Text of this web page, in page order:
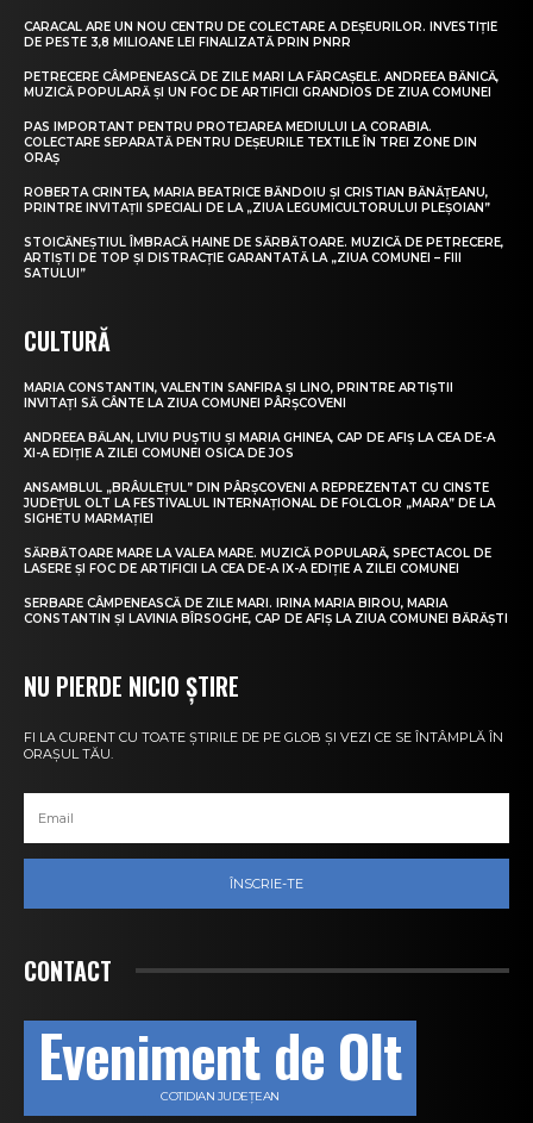
CARACAL ARE UN NOU CENTRU DE COLECTARE A DEȘEURILOR. INVESTIȚIE
DE PESTE 3,8 MILIOANE LEI FINALIZATĂ PRIN PNRR
PETRECERE CÂMPENEASCĂ DE ZILE MARI LA FĂRCAȘELE. ANDREEA BĂNICĂ,
MUZICĂ POPULARĂ ȘI UN FOC DE ARTIFICII GRANDIOS DE ZIUA COMUNEI
PAS IMPORTANT PENTRU PROTEJAREA MEDIULUI LA CORABIA.
COLECTARE SEPARATĂ PENTRU DEȘEURILE TEXTILE ÎN TREI ZONE DIN
ORAȘ
ROBERTA CRINTEA, MARIA BEATRICE BĂNDOIU ȘI CRISTIAN BĂNĂȚEANU,
PRINTRE INVITAȚII SPECIALI DE LA „ZIUA LEGUMICULTORULUI PLEȘOIAN”
STOICĂNEȘTIUL ÎMBRACĂ HAINE DE SĂRBĂTOARE. MUZICĂ DE PETRECERE,
ARTIȘTI DE TOP ȘI DISTRACȚIE GARANTATĂ LA „ZIUA COMUNEI – FIII
SATULUI”
CULTURĂ
MARIA CONSTANTIN, VALENTIN SANFIRA ȘI LINO, PRINTRE ARTIȘTII
INVITAȚI SĂ CÂNTE LA ZIUA COMUNEI PÂRȘCOVENI
ANDREEA BĂLAN, LIVIU PUȘTIU ȘI MARIA GHINEA, CAP DE AFIȘ LA CEA DE-A
XI-A EDIȚIE A ZILEI COMUNEI OSICA DE JOS
ANSAMBLUL „BRÂULEȚUL” DIN PÂRȘCOVENI A REPREZENTAT CU CINSTE
JUDEȚUL OLT LA FESTIVALUL INTERNAȚIONAL DE FOLCLOR „MARA” DE LA
SIGHETU MARMAȚIEI
SĂRBĂTOARE MARE LA VALEA MARE. MUZICĂ POPULARĂ, SPECTACOL DE
LASERE ȘI FOC DE ARTIFICII LA CEA DE-A IX-A EDIȚIE A ZILEI COMUNEI
SERBARE CÂMPENEASCĂ DE ZILE MARI. IRINA MARIA BIROU, MARIA
CONSTANTIN ȘI LAVINIA BÎRSOGHE, CAP DE AFIȘ LA ZIUA COMUNEI BĂRĂȘTI
NU PIERDE NICIO ȘTIRE
FI LA CURENT CU TOATE ȘTIRILE DE PE GLOB ȘI VEZI CE SE ÎNTÂMPLĂ ÎN
ORAȘUL TĂU.
ÎNSCRIE-TE
CONTACT
Eveniment de Olt
COTIDIAN JUDEȚEAN